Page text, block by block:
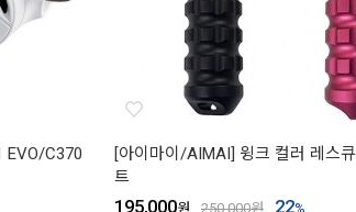
EVO/C370
[아이마이/AIMAI] 윙크 컬러 레스큐
트
195,000원 250,000원 22%